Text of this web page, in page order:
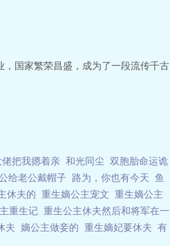
国家繁荣昌盛，成为了一段流传千古
把我摁着亲 和光同尘 双胞胎命运诡
给老公戴帽子 路为，你也有今天 鱼
休夫的 重生嫡公主宠文 重生嫡公主
重生记 重生公主休夫然后和将军在一
夫 嫡公主做妾的 重生嫡妃要休夫 有